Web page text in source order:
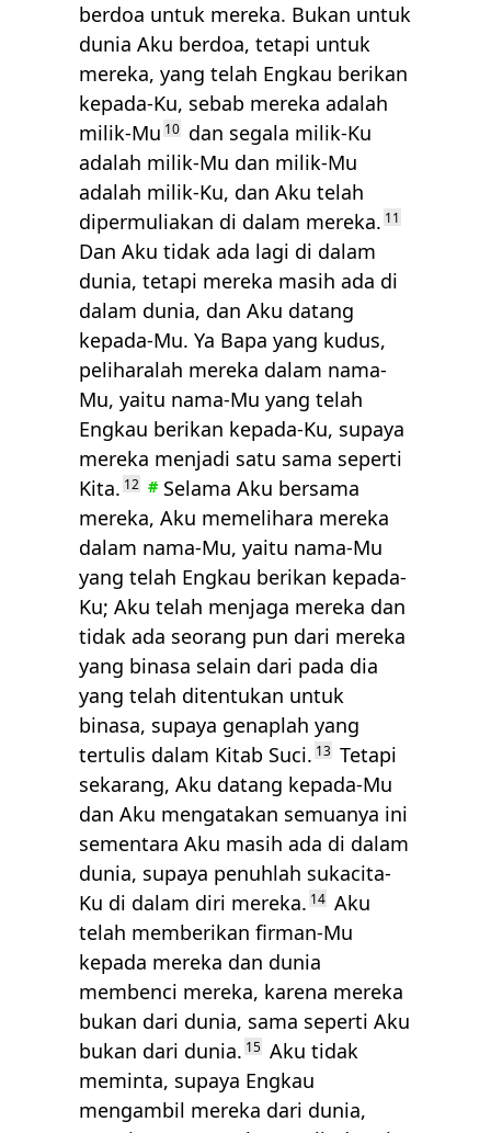
berdoa untuk mereka. Bukan untuk
dunia Aku berdoa, tetapi untuk
mereka, yang telah Engkau berikan
kepada-Ku, sebab mereka adalah
milik-Mu 10 dan segala milik-Ku
adalah milik-Mu dan milik-Mu
adalah milik-Ku, dan Aku telah
dipermuliakan di dalam mereka. 11
Dan Aku tidak ada lagi di dalam
dunia, tetapi mereka masih ada di
dalam dunia, dan Aku datang
kepada-Mu. Ya Bapa yang kudus,
peliharalah mereka dalam nama-
Mu, yaitu nama-Mu yang telah
Engkau berikan kepada-Ku, supaya
mereka menjadi satu sama seperti
Kita. 12 # Selama Aku bersama
mereka, Aku memelihara mereka
dalam nama-Mu, yaitu nama-Mu
yang telah Engkau berikan kepada-
Ku; Aku telah menjaga mereka dan
tidak ada seorang pun dari mereka
yang binasa selain dari pada dia
yang telah ditentukan untuk
binasa, supaya genaplah yang
tertulis dalam Kitab Suci. 13 Tetapi
sekarang, Aku datang kepada-Mu
dan Aku mengatakan semuanya ini
sementara Aku masih ada di dalam
dunia, supaya penuhlah sukacita-
Ku di dalam diri mereka. 14 Aku
telah memberikan firman-Mu
kepada mereka dan dunia
membenci mereka, karena mereka
bukan dari dunia, sama seperti Aku
bukan dari dunia. 15 Aku tidak
meminta, supaya Engkau
mengambil mereka dari dunia,